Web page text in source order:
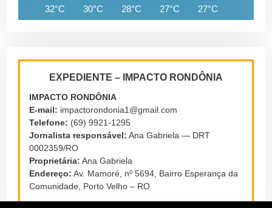
32°C 30°C 28°C 27°C 27°C
EXPEDIENTE – IMPACTO RONDÔNIA
IMPACTO RONDÔNIA
E-mail: impactorondonia1@gmail.com
Telefone: (69) 9921-1295
Jornalista responsável: Ana Gabriela — DRT
0002359/RO
Proprietária: Ana Gabriela
Endereço: Av. Mamoré, nº 5694, Bairro Esperança da
Comunidade, Porto Velho – RO